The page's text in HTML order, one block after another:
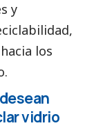
y
los
vidrio